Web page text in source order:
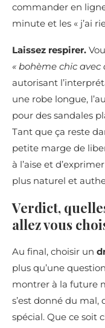
commander en
minute et les « j’ai
Laissez respirer.
« bohème chic avec
autorisant
une robe longue,
pour des sandales
Tant que ça reste
petite marge de
à l’aise et
plus naturel et
Verdict,
allez vous
Au final, choisir un
plus qu’une
montrer à la future
s’est donné du
spécial. Que ce soit